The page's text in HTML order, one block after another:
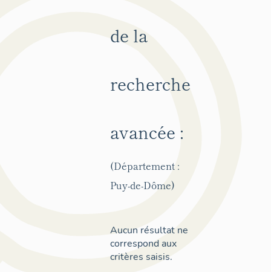
de la
recherche
avancée :
(Département :
Puy-de-Dôme)
Aucun résultat ne
correspond aux
critères saisis.